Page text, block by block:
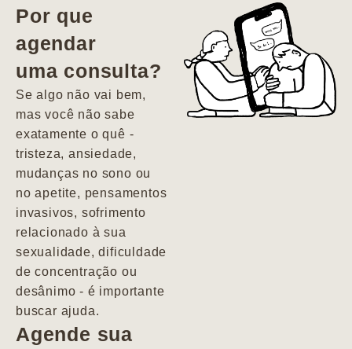
vida. Ela me
encontrou num
estado misto de
depressão e
agitação com
pensamentos
Por que
agendar
uma consulta?
Se algo não vai bem,
mas você não sabe
exatamente o quê -
tristeza, ansiedade,
mudanças no sono ou
no apetite, pensamentos
invasivos, sofrimento
relacionado à sua
sexualidade, dificuldade
de concentração ou
desânimo - é importante
buscar ajuda.
Agende sua